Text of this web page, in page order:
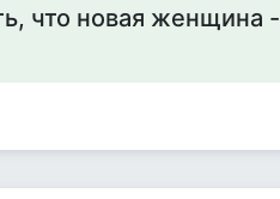
что новая женщина -